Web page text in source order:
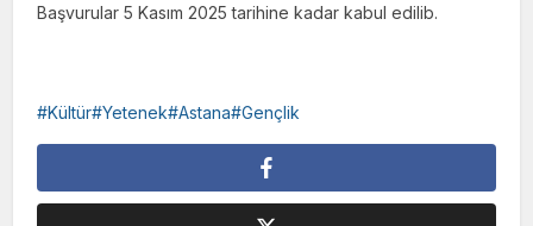
Başvurular 5 Kasım 2025 tarihine kadar kabul edilib.
Kültür#Yetenek#Astana#Gençlik